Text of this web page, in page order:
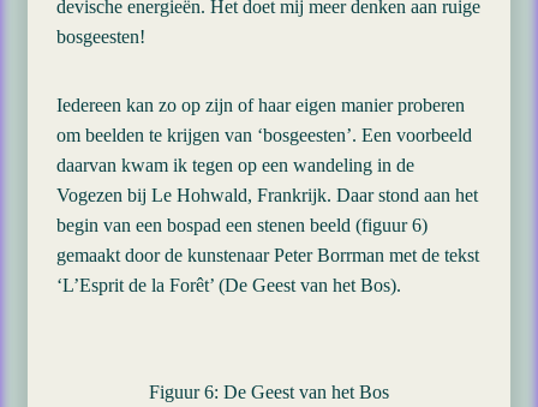
devische energieën. Het doet mij meer denken aan ruige
bosgeesten!
Iedereen kan zo op zijn of haar eigen manier proberen
om beelden te krijgen van ‘bosgeesten’. Een voorbeeld
daarvan kwam ik tegen op een wandeling in de
Vogezen bij Le Hohwald, Frankrijk. Daar stond aan het
begin van een bospad een stenen beeld (figuur 6)
gemaakt door de kunstenaar Peter Borrman met de tekst
‘L’Esprit de la Forêt’ (De Geest van het Bos).
Figuur 6: De Geest van het Bos